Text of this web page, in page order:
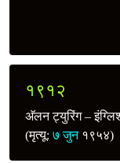
१९१२
अ‍ॅलन ट्युरिंग –
(मृत्यू: ७ जुन१९५४)